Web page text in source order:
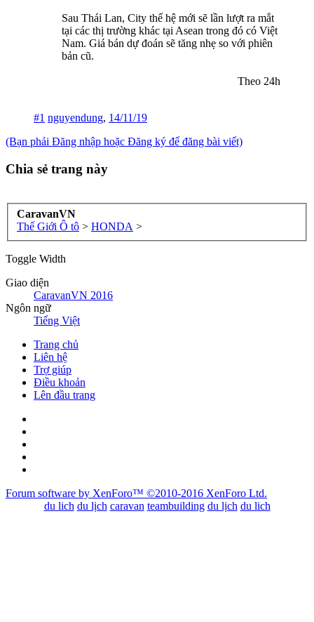
Sau Thái Lan, City thế hệ mới sẽ lần lượt ra mắt
tại các thị trường khác tại Asean trong đó có Việt
Nam. Giá bán dự đoán sẽ tăng nhẹ so với phiên
bản cũ.
Theo 24h​
#1 nguyendung, 14/11/19
(Bạn phải Đăng nhập hoặc Đăng ký để đăng bài viết)
Chia sẻ trang này
CaravanVN
Thế Giới Ô tô > HONDA >
Toggle Width
Giao diện
CaravanVN 2016
Ngôn ngữ
Tiếng Việt
Trang chủ
Liên hệ
Trợ giúp
Điều khoản
Lên đầu trang
Forum software by XenForo™ ©2010-2016 XenForo Ltd.
du lich du lịch caravan teambuilding du lịch du lich